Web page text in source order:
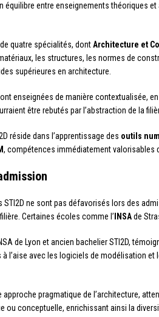
entre enseignements théoriques
quatre spécialités, dontArchitecture et
les structures, les normes de
supérieures en architecture.
enseignées de manière contextualisée,
être rebutés par l’abstraction de la
réside dans l’apprentissage des outils
, compétences immédiatement valorisables
ne sont pas défavorisés lors des
Certaines écoles comme l’ INSAde
de Lyon et ancien bachelier STI2D,
à l’aise avec les logiciels de modélisation
approche pragmatique de l’architecture,
ou conceptuelle, enrichissant ainsi la